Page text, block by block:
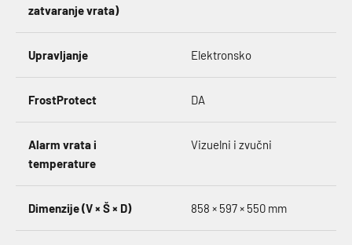
zatvaranje vrata)
Upravljanje Elektronsko
FrostProtect DA
Alarm vrata i
temperature
Vizuelni i zvučni
Dimenzije (V × Š × D) 858 × 597 × 550 mm